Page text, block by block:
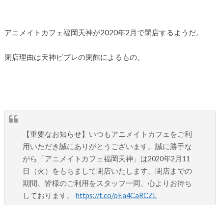
アニメイトカフェ福岡天神が2020年2月で閉店するようだ。
閉店理由は天神ビブレの閉館によるもの。
【重要なお知らせ】いつもアニメイトカフェをご利
用いただき誠にありがとうございます。誠に勝手な
がら「アニメイトカフェ福岡天神」は2020年2月11
日（火）をもちまして閉店いたします。閉店までの
期間、皆様のご利用をスタッフ一同、心よりお待ち
しております。https://t.co/oEa4CaRCZL